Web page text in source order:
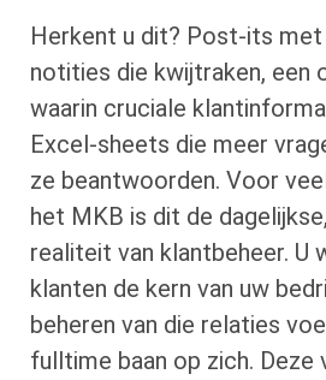
Herkent u dit? Post-its met
notities die kwijtraken, een
waarin cruciale
Excel-sheets die meer
ze beantwoorden. Voor
het MKB is dit de
realiteit van klantbeheer. U
klanten de kern van uw
beheren van die relaties
fulltime baan op zich. Deze